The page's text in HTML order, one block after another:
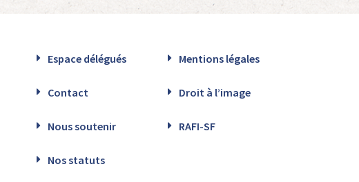
Espace délégués Mentions légales
Contact Droit à l’image
Nous soutenir RAFI-SF
Nos statuts